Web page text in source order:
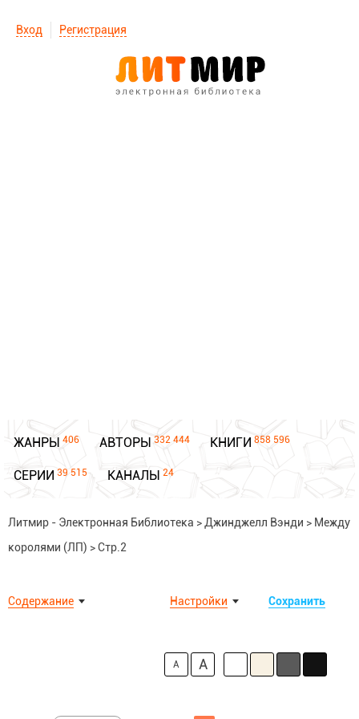
Вход Регистрация
ЖАНРЫ 406 АВТОРЫ 332 444 КНИГИ 858 596
СЕРИИ 39 515 КАНАЛЫ 24
Литмир - Электронная Библиотека > Джинджелл Вэнди > Между
королями (ЛП) >Стр.2
Содержание Сохранить
Настройки
A A